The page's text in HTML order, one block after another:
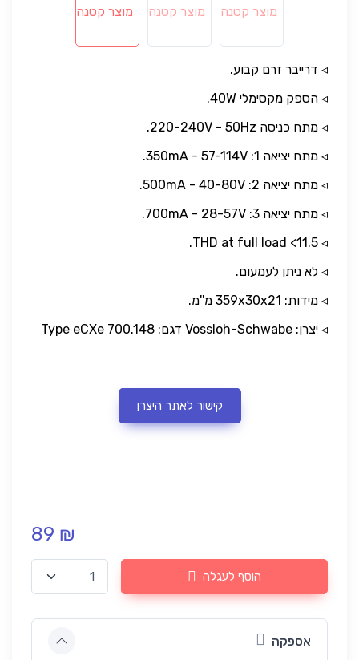
◃ דרייבר זרם קבוע.
◃ הספק מקסימלי 40W.
◃ מתח כניסה 220-240V - 50Hz.
◃ מתח יציאה 1: 350mA - 57-114V.
◃ מתח יציאה 2: 500mA - 40-80V.
◃ מתח יציאה 3: 700mA - 28-57V.
◃ THD at full load <11.5.
◃ לא ניתן לעמעום.
◃ מידות: 359x30x21 מ''מ.
◃ יצרן: Vossloh-Schwabe דגם: Type eCXe 700.148
קישור לאתר היצרן
89 ₪
הוסף לעגלה
אספקה